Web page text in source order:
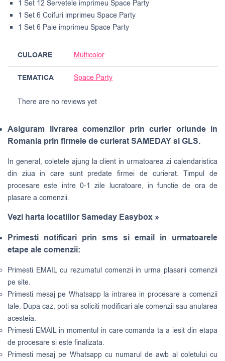
1 Set 12 Servetele imprimeu Space Party
1 Set 6 Coifuri imprimeu Space Party
1 Set 6 Paie imprimeu Space Party
CULOARE Multicolor
TEMATICA Space Party
There are no reviews yet
Asiguram livrarea comenzilor prin curier oriunde in
Romania prin firmele de curierat SAMEDAY si GLS.
In general, coletele ajung la client in urmatoarea zi calendaristica
din ziua in care sunt predate firmei de curierat. Timpul de
procesare este intre 0-1 zile lucratoare, in functie de ora de
plasare a comenzii.
Vezi harta locatiilor Sameday Easybox »
Primesti notificari prin sms si email in urmatoarele
etape ale comenzii:
Primesti EMAIL cu rezumatul comenzii in urma plasarii comenzii
pe site.
Primesti mesaj pe Whatsapp la intrarea in procesare a comenzii
tale. Dupa caz, poti sa soliciti modificari ale comenzii sau anularea
acesteia.
Primesti EMAIL in momentul in care comanda ta a iesit din etapa
de procesare si este finalizata.
Primesti mesaj pe Whatsapp cu numarul de awb al coletului cu